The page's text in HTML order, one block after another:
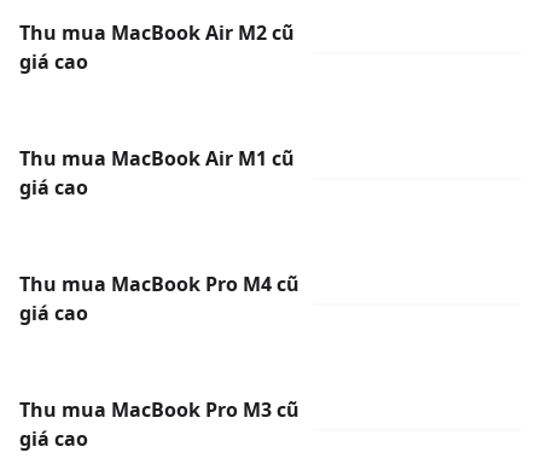
Thu mua MacBook Air M2 cũ
giá cao
Thu mua MacBook Air M1 cũ
giá cao
Thu mua MacBook Pro M4 cũ
giá cao
Thu mua MacBook Pro M3 cũ
giá cao